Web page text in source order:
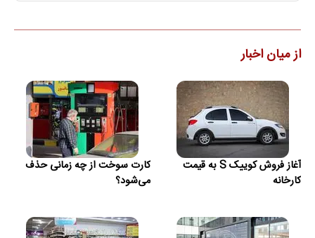
از میان اخبار
آغاز فروش کوییک S به قیمت
کارخانه
کارت سوخت از چه زمانی حذف
می‌شود؟